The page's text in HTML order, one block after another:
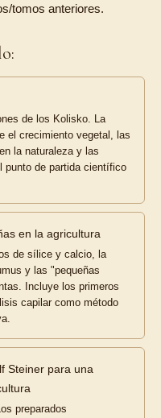
tomos anteriores.
de los Kolisko. La
el crecimiento vegetal, las
la naturaleza y las
punto de partida científico
en la agricultura
de sílice y calcio, la
y las "pequeñas
Incluye los primeros
capilar como método
Steiner para una
preparados